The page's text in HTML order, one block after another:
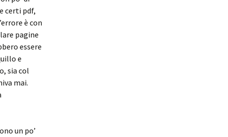
certi pdf,
è con
pagine
essere
e
sia col
mai.
un po’